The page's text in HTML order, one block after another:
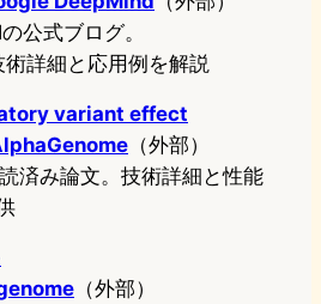
公式ブログ。
詳細と応用例を解説
variant effect
（外部）
済み論文。技術詳細と性能
（外部）